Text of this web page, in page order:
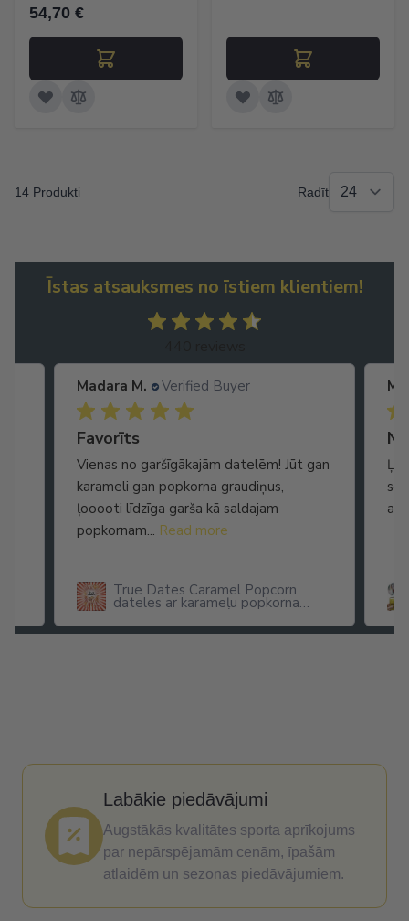
54,70 €
14 Produkti Radīt
Īstas atsauksmes no īstiem klientiem!
Madara M. Verified Buyer
Favorīts
Vienas no garšīgākajām datelēm! Jūt gan
karameli gan popkorna graudiņus,
ļooooti līdzīga garša kā saldajam
popkornam... Read more
True Dates Caramel Popcorn
dateles ar karameļu popkorna
arī
Labākie piedāvājumi
Augstākās kvalitātes sporta aprīkojums
par nepārspējamām cenām, īpašām
atlaidēm un sezonas piedāvājumiem.